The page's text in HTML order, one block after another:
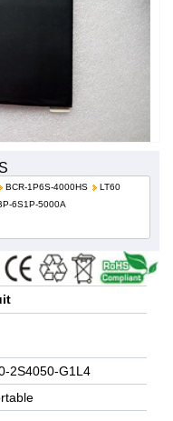
BCR-1P6S-4000HS
LT60
6S1P-5000A
2S4050-G1L4